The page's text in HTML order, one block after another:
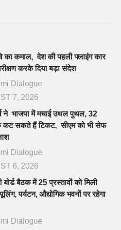
का कमाल, देश की पहली फ्लाइंग कार
करके दिया बड़ा संदेश
Dialogue
7, 2026
ने भाजपा में मचाई उथल पुथल, 32
कट सकते हैं टिकट, सीएम को भी सेफ
Dialogue
6, 2026
बैठक में 25 प्रस्तावों को मिली
पर्यटन, औद्योगिक भवनों पर रहेगा
Dialogue